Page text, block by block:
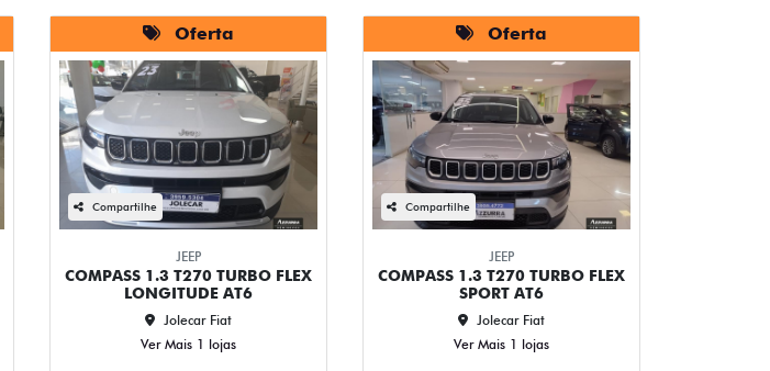
Oferta
Compartilhe
JEEP
COMPASS 1.3 T270 TURBO FLEX
LONGITUDE AT6
Jolecar Fiat
Ver Mais 1 lojas
Oferta
Compartilhe
JEEP
COMPASS 1.3 T270 TURBO FLEX
SPORT AT6
Jolecar Fiat
Ver Mais 1 lojas